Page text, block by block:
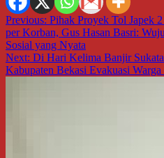
Navigasi
pos
Previous: Pihak Proyek Tol Japek
per Korban, Gus Hasan Basri:
Sosial yang Nyata
Next: Di Hari Kelima Banjir
Kabupaten Bekasi Evakuasi